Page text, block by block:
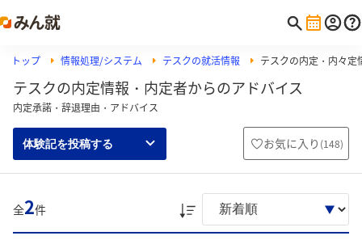
トップ 情報処理/システム テスクの就活情報 テスクの内定・内々定
テスクの内定情報・内定者からのアドバイス
内定承諾・辞退理由・アドバイス
体験記を投稿する お気に入り (148)
全2件